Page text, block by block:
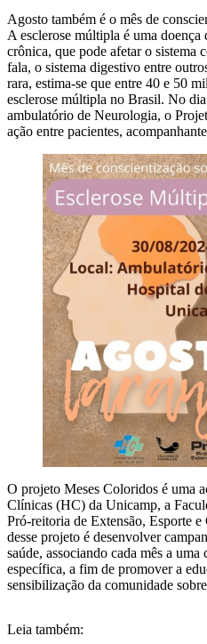
Agosto também é o mês de
A esclerose múltipla é uma
crônica, que pode afetar o sistema
fala, o sistema digestivo entre
rara, estima-se que entre 40 e 50
esclerose múltipla no Brasil. No
ambulatório de Neurologia, o
ação entre pacientes,
O projeto Meses Coloridos é uma
Clínicas (HC) da Unicamp, a
Pró-reitoria de Extensão, Esporte e
desse projeto é desenvolver
saúde, associando cada mês a
específica, a fim de promover a
sensibilização da comunidade
Leia também: